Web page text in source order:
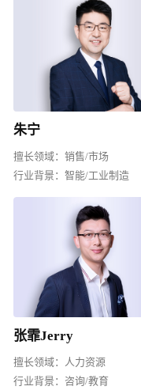
朱宁
擅长领域： 销售/市场
行业背景： 智能/工业制造
张霏Jerry
擅长领域： 人力资源
行业背景： 咨询/教育